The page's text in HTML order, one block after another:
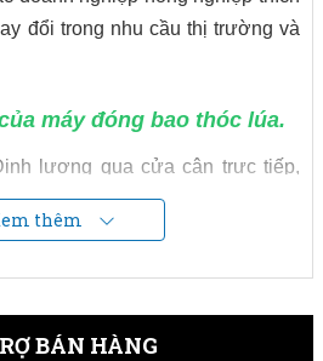
đổi trong nhu cầu thị trường và
máy đóng bao thóc lúa.
lượng qua cửa cân trực tiếp,
3 cấp tốc độ chính xác cao.
định trong môi trường nhà máy,
thêm
BÁN HÀNG